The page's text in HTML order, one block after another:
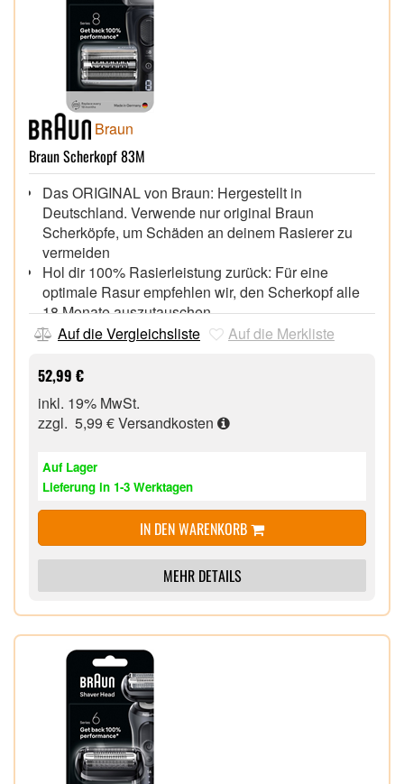
Braun
Braun Scherkopf 83M
Das ORIGINAL von Braun: Hergestellt in
Deutschland. Verwende nur original Braun
Scherköpfe, um Schäden an deinem Rasierer zu
vermeiden
Hol dir 100% Rasierleistung zurück: Für eine
optimale Rasur empfehlen wir, den Scherkopf alle
18 Monate auszutauschen
Stark & präzise bei jedem Zug: 4+1 Technologie für
Rasur, selbst bei schwierigen Konturen
Sanft zur Haut mit Folientechnologie, die deine
Haut vor Schnitten und Rasierverletzungen schützt
Kompatibel mit allen Series 8 Rasierern, einfach mit
Auf die Vergleichsliste Auf die Merkliste
52,99 €
inkl. 19% MwSt.
zzgl. 5,99 €Versandkosten
Auf Lager
Lieferung in 1-3 Werktagen
IN DEN WARENKORB
MEHR DETAILS